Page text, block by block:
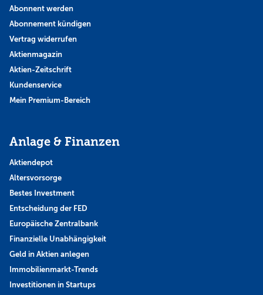
Abonnent werden
Abonnement kündigen
Vertrag widerrufen
Aktienmagazin
Aktien-Zeitschrift
Kundenservice
Mein Premium-Bereich
Anlage & Finanzen
Aktiendepot
Altersvorsorge
Bestes Investment
Entscheidung der FED
Europäische Zentralbank
Finanzielle Unabhängigkeit
Geld in Aktien anlegen
Immobilienmarkt-Trends
Investitionen in Startups